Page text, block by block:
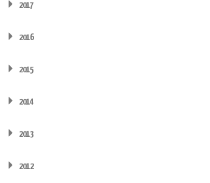
2017
2016
2015
2014
2013
2012